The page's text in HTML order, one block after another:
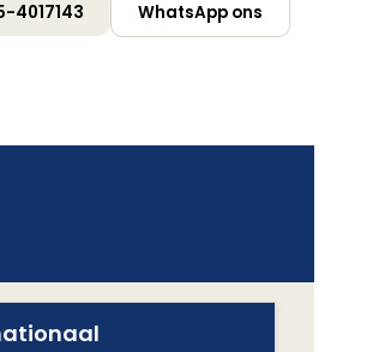
4017143 WhatsApp ons